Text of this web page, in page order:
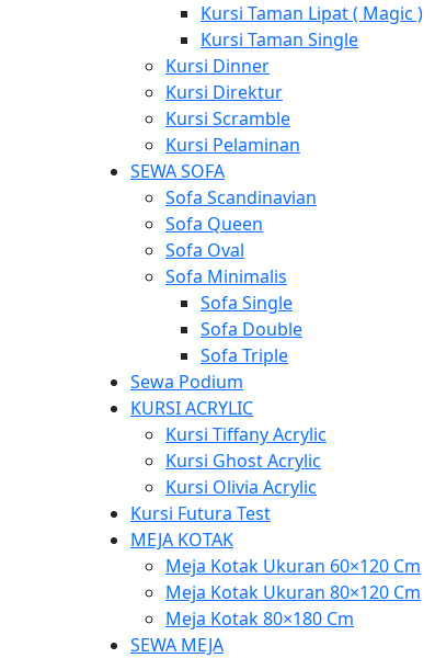
Kursi Taman Lipat ( Magic )
Kursi Taman Single
Kursi Dinner
Kursi Direktur
Kursi Scramble
Kursi Pelaminan
SEWA SOFA
Sofa Scandinavian
Sofa Queen
Sofa Oval
Sofa Minimalis
Sofa Single
Sofa Double
Sofa Triple
Sewa Podium
KURSI ACRYLIC
Kursi Tiffany Acrylic
Kursi Ghost Acrylic
Kursi Olivia Acrylic
Kursi Futura Test
MEJA KOTAK
Meja Kotak Ukuran 60×120 Cm
Meja Kotak Ukuran 80×120 Cm
Meja Kotak 80×180 Cm
SEWA MEJA